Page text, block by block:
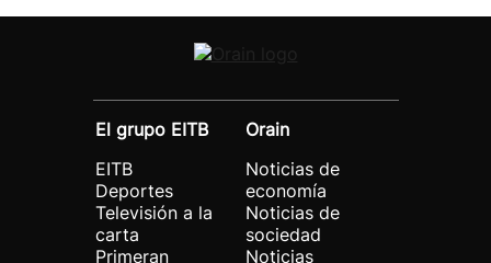
El grupo EITB
EITB
Deportes
Televisión a la
carta
Primeran
Orain
Noticias de
economía
Noticias de
sociedad
Noticias